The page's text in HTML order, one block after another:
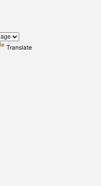
Translate